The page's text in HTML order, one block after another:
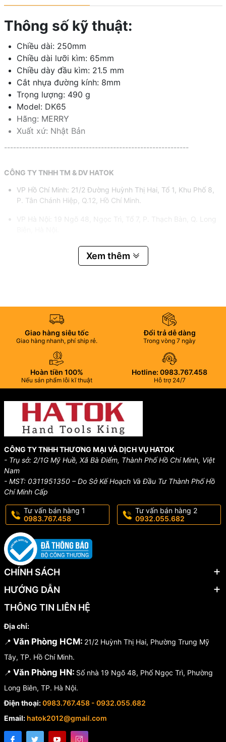
Thông số kỹ thuật:
Chiều dài: 250mm
Chiều dài lưỡi kìm: 65mm
Chiều dày đầu kìm: 21.5 mm
Cắt nhựa đường kính: 8mm
Trọng lượng: 490 g
Model: DK65
Hãng: MERRY
Xuất xứ: Nhật Bản
-------------------------------------------------------------
CÔNG TY TNHH TM & DV HATOK
VP Hồ Chí Minh: 21/2 Đường Huỳnh Thị Hai, Tổ 1, Khu Phố 8,
P. Tân Chánh Hiệp, Q.12, Hồ Chí Minh.
VP Hà Nội: 19 Ngõ 48, Ngọc Trì, Tổ 7, P. Thạch Bàn, Q. Long
0983.767.458 – 0975.977.458
hatok2012@gmail.com – sales@hatok.vn
Xem thêm
Giao hàng siêu tốc
Giao hàng nhanh, phí ship rẻ.
Đổi trả dễ dàng
Trong vòng 7 ngày
Hoàn tiền 100%
Nếu sản phẩm lỗi kĩ thuật
Hotline: 0983.767.458
Hỗ trợ 24/7
CÔNG TY TNHH THƯƠNG MẠI VÀ DỊCH VỤ HATOK
- Trụ sở: 2/1G Mỹ Huề, Xã Bà Điểm, Thành Phố Hồ Chí Minh, Việt
Nam
- MST: 0311951350 – Do Sở Kế Hoạch Và Đầu Tư Thành Phố Hồ
Chí Minh Cấp
Tư vấn bán hàng 1
0983.767.458
Tư vấn bán hàng 2
0932.055.682
CHÍNH SÁCH
HƯỚNG DẪN
THÔNG TIN LIÊN HỆ
Địa chỉ:
📍 Văn Phòng HCM: 21/2 Huỳnh Thị Hai, Phường Trung Mỹ
Tây, TP. Hồ Chí Minh.
📍 Văn Phòng HN: Số nhà 19 Ngõ 48, Phố Ngọc Trì, Phường
Long Biên, TP. Hà Nội.
Điện thoại:0983.767.458 - 0932.055.682
Email: hatok2012@gmail.com